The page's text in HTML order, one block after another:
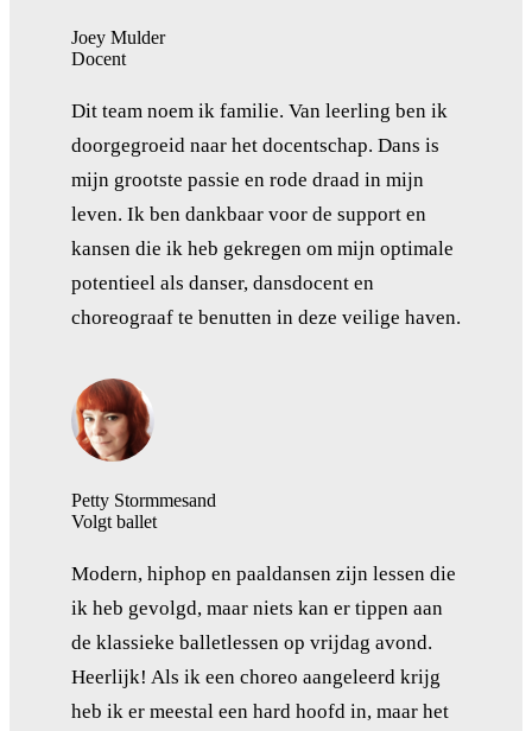
Joey Mulder
Docent
Dit team noem ik familie. Van leerling ben ik
doorgegroeid naar het docentschap. Dans is
mijn grootste passie en rode draad in mijn
leven. Ik ben dankbaar voor de support en
kansen die ik heb gekregen om mijn optimale
potentieel als danser, dansdocent en
choreograaf te benutten in deze veilige haven.
Petty Stormmesand
Volgt ballet
Modern, hiphop en paaldansen zijn lessen die
ik heb gevolgd, maar niets kan er tippen aan
de klassieke balletlessen op vrijdag avond.
Heerlijk! Als ik een choreo aangeleerd krijg
heb ik er meestal een hard hoofd in, maar het